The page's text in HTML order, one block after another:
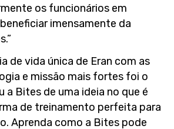
os funcionários em
imensamente da
de vida única de Eran com as
e missão mais fortes foi o
a Bites de uma ideia no que é
de treinamento perfeita para
Aprenda como a Bites pode